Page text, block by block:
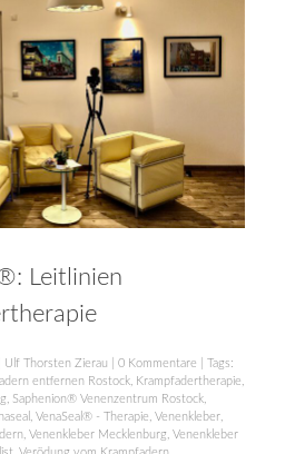
Leitlinien
Ulf Thorsten Zierau 0 Kommentare | Tags:
entfernen Rostock, Krampfadertherapie,
, Saphenion® Venenzentrum Rostock,
, VenaSeal® - Therapie, Venenkleber,
, Venenkleber Mecklenburg, Venenkleber